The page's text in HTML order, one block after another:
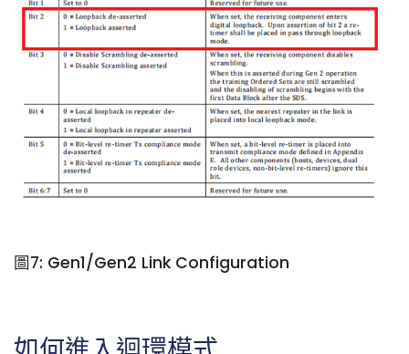
圖7: Gen1/Gen2 Link Configuration